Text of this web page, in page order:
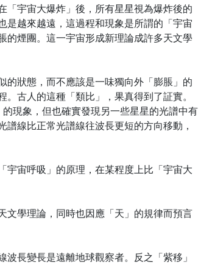
「宇宙大爆炸」後，所有星星視為爆炸後的
是越來越遠，這過程和現象是所謂的「宇宙
的煙團。這一宇宙形成新理論成許多天文學
的狀態，而不應該是一味獨向外「膨脹」的
古人的這種「類比」，果真得到了証實。
現象，但也確實發現另一些星星的光譜中有
譜線比正常光譜線往波長更短的方向移動，
宇宙呼吸」的原理，在某程度上比「宇宙大
文學理論，同時也因應「天」的規律而預言
長變長是遠離地球觀察者。反之「紫移」